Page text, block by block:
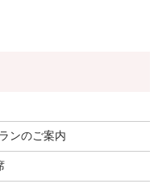
ンのご案内